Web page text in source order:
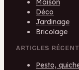
Maison
Déco
Jardinage
Bricolage
ARTICLES
Pesto,